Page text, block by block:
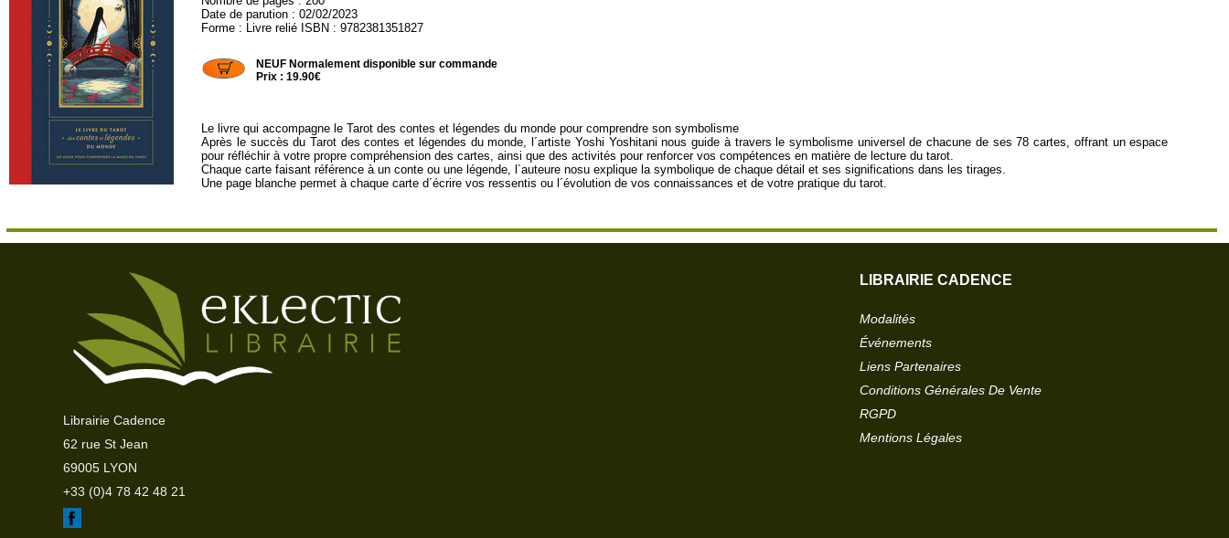
Date de parution : 02/02/2023
Forme : Livre relié ISBN : 9782381351827
NEUF Normalement disponible sur commande
Prix : 19.90€
Le livre qui accompagne le Tarot des contes et légendes du monde pour comprendre son symbolisme
Après le succès du Tarot des contes et légendes du monde, l´artiste Yoshi Yoshitani nous guide à travers le symbolisme universel de chacune de ses 78 cartes, offrant un espace
pour réfléchir à votre propre compréhension des cartes, ainsi que des activités pour renforcer vos compétences en matière de lecture du tarot.
Chaque carte faisant référence à un conte ou une légende, l´auteure nosu explique la symbolique de chaque détail et ses significations dans les tirages.
Une page blanche permet à chaque carte d´écrire vos ressentis ou l´évolution de vos connaissances et de votre pratique du tarot.
Librairie Cadence
62 rue St Jean
69005 LYON
+33 (0)4 78 42 48 21
LIBRAIRIE CADENCE
Modalités
Événements
Liens Partenaires
Conditions Générales De Vente
RGPD
Mentions Légales